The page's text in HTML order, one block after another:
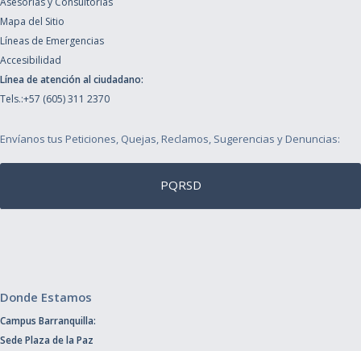
Mapa del Sitio
Líneas de Emergencias
Accesibilidad
Línea de atención al ciudadano:
Tels.:+57 (605) 311 2370
Envíanos tus Peticiones, Quejas, Reclamos, Sugerencias y Denuncias:
PQRSD
Donde Estamos
Campus Barranquilla:
Sede Plaza de la Paz